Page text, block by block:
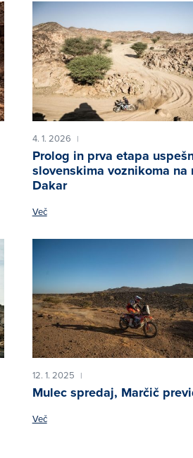
4. 1. 2026 |
Prolog in prva etapa
slovenskima voznikoma na
Dakar
Več
12. 1. 2025 |
Mulec spredaj, Marčič
Več